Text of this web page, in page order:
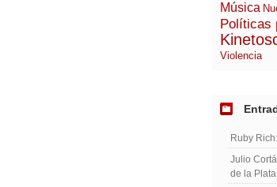
Música
Políticas
Violencia
Ruby
Julio
de la Plata